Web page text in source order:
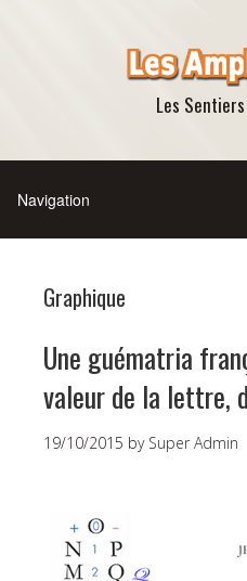
Les
Graphique
Une guématria
valeur de la lettre,
19/10/2015 by Super Admin